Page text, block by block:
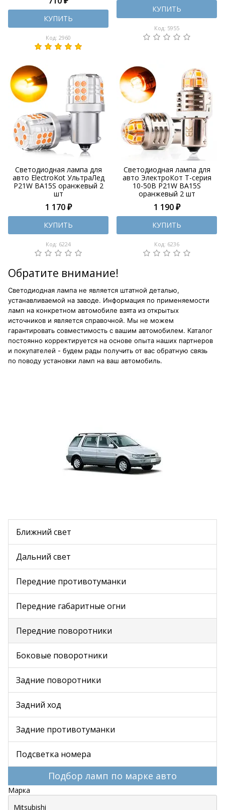
КУПИТЬ
Код: 2960
КУПИТЬ
Код: 5955
Светодиодная лампа для
авто ElectroKot УльтраЛед
P21W BA15S оранжевый 2
шт
1 170 ₽
КУПИТЬ
Код: 6224
Светодиодная лампа для
авто ЭлектроКот Т-серия
10-50В P21W BA15S
оранжевый 2 шт
1 190 ₽
КУПИТЬ
Код: 6236
Обратите внимание!
Светодиодная лампа не является штатной деталью,
устанавливаемой на заводе. Информация по применяемости
ламп на конкретном автомобиле взята из открытых
источников и является справочной. Мы не можем
гарантировать совместимость с вашим автомобилем. Каталог
постоянно корректируется на основе опыта наших партнеров
и покупателей - будем рады получить от вас обратную связь
по поводу установки ламп на ваш автомобиль.
Ближний свет
Дальний свет
Передние противотуманки
Передние габаритные огни
Передние поворотники
Боковые поворотники
Задние поворотники
Задний ход
Задние противотуманки
Подсветка номера
Подбор ламп по марке авто
Марка